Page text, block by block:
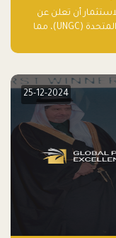
تقنيات
والاستثمار أن تعلن عن
مشاركتها الرسمية في الميثاق العالمي للأمم المتحدة (UNGC)، مما
25-12-2024